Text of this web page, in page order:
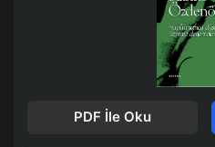
PDF İle Oku